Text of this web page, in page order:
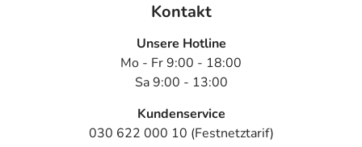
Kontakt
Unsere Hotline
Mo - Fr 9:00 - 18:00
Sa 9:00 - 13:00
Kundenservice
030 622 000 10 (Festnetztarif)